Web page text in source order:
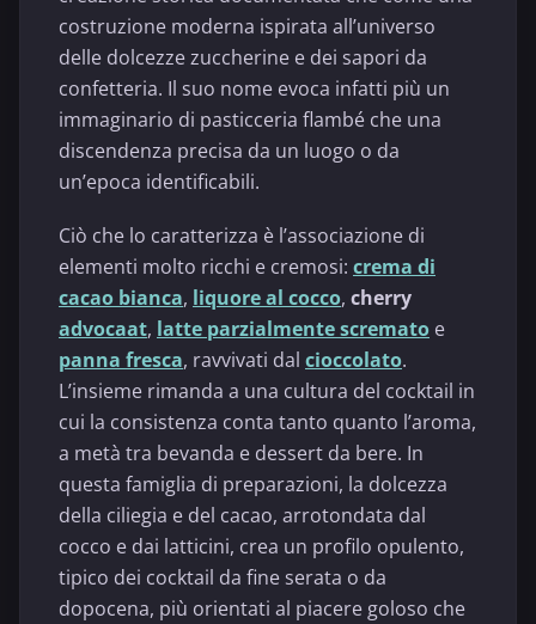
costruzione moderna ispirata all’universo
delle dolcezze zuccherine e dei sapori da
confetteria. Il suo nome evoca infatti più un
immaginario di pasticceria flambé che una
discendenza precisa da un luogo o da
un’epoca identificabili.
Ciò che lo caratterizza è l’associazione di
elementi molto ricchi e cremosi: crema di
cacao bianca, liquore al cocco, cherry
advocaat, latte parzialmente scremato e
panna fresca, ravvivati dal cioccolato.
L’insieme rimanda a una cultura del cocktail in
cui la consistenza conta tanto quanto l’aroma,
a metà tra bevanda e dessert da bere. In
questa famiglia di preparazioni, la dolcezza
della ciliegia e del cacao, arrotondata dal
cocco e dai latticini, crea un profilo opulento,
tipico dei cocktail da fine serata o da
dopocena, più orientati al piacere goloso che